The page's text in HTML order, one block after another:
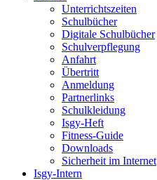
Unterrichtszeiten
Schulbücher
Digitale Schulbücher
Schulverpflegung
Anfahrt
Übertritt
Anmeldung
Partnerlinks
Schulkleidung
Isgy-Heft
Fitness-Guide
Downloads
Sicherheit im Internet
Isgy-Intern